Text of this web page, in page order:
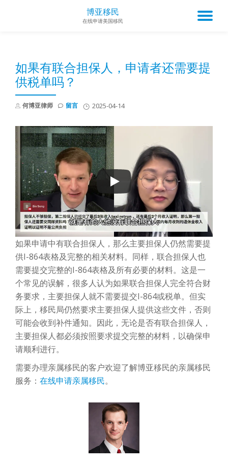
博亚移民
在线申请美国移民
如果有联合担保人，申请者还需要提
供税单吗？
何博亚律师 2025-04-14
留言
如果申请中有联合担保人，那么主要担保人仍然需要提
供I-864表格及完整的相关材料。同样，联合担保人也
需要提交完整的I-864表格及所有必要的材料。这是一
个常见的误解，很多人认为如果联合担保人完全符合财
务要求，主要担保人就不需要提交I-864或税单。但实
际上，移民局仍然要求主要担保人提供这些文件，否则
可能会收到补件通知。因此，无论是否有联合担保人，
主要担保人都必须按照要求提交完整的材料，以确保申
请顺利进行。
需要办理亲属移民的客户欢迎了解博亚移民的亲属移民
服务： 在线申请亲属移民。